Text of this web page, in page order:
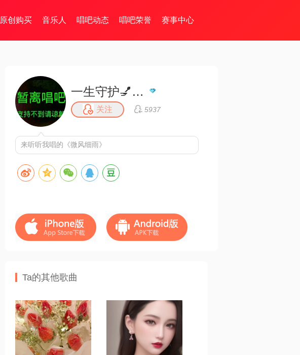
原创购买 音乐人 唱吧动态 唱吧荣誉 赛事中心
一生守护💅💅🔥🔥🔥💞
关注 5937
来听听我唱的《微风细雨》
Ta的其他歌曲